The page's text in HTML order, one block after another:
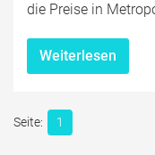
die Preise in
Weiterlesen
1